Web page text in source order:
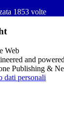
1853 volte
and
Publishing &
dati personali